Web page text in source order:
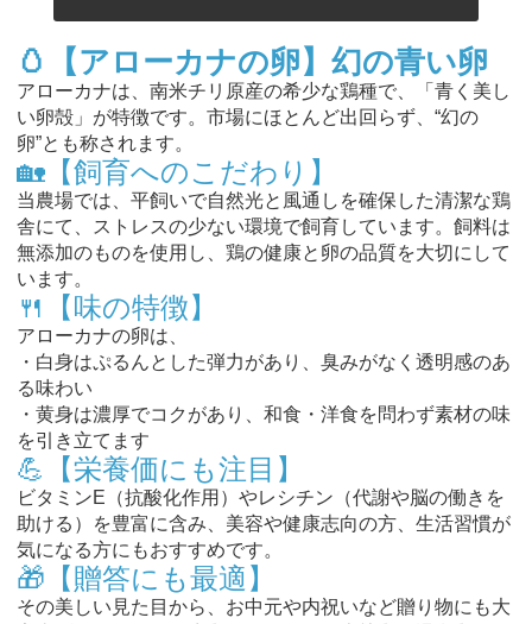
🥚【アローカナの卵】幻の青い卵
アローカナは、南米チリ原産の希少な鶏種で、「青く美し
い卵殻」が特徴です。市場にほとんど出回らず、“幻の
卵”とも称されます。
🏡【飼育へのこだわり】
当農場では、平飼いで自然光と風通しを確保した清潔な鶏
舎にて、ストレスの少ない環境で飼育しています。飼料は
無添加のものを使用し、鶏の健康と卵の品質を大切にして
います。
🍴【味の特徴】
アローカナの卵は、
・白身はぷるんとした弾力があり、臭みがなく透明感のあ
る味わい
・黄身は濃厚でコクがあり、和食・洋食を問わず素材の味
を引き立てます
💪【栄養価にも注目】
ビタミンE（抗酸化作用）やレシチン（代謝や脳の働きを
助ける）を豊富に含み、美容や健康志向の方、生活習慣が
気になる方にもおすすめです。
🎁【贈答にも最適】
その美しい見た目から、お中元や内祝いなど贈り物にも大